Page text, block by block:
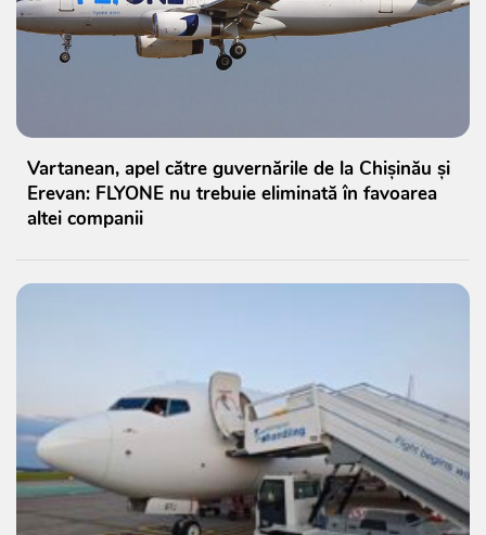
Vartanean, apel către guvernările de la Chișinău și
Erevan: FLYONE nu trebuie eliminată în favoarea
altei companii